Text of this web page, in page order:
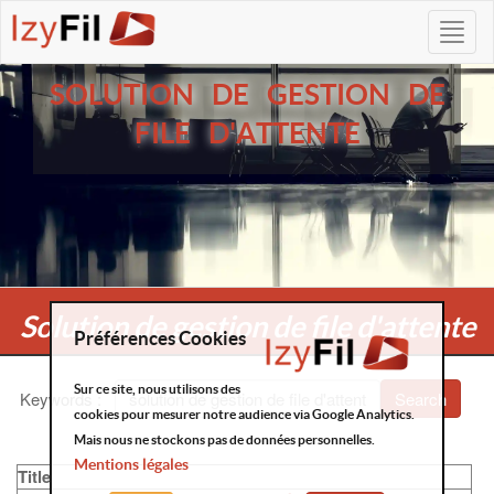
SOLUTION DE GESTION DE
FILE D'ATTENTE
Solution de gestion de file d'attente
Keywords: Search
Title
Préférences Cookies
Sur ce site, nous utilisons des
cookies pour mesurer notre audience via Google Analytics.
Mais nous ne stockons pas de données personnelles.
Mentions légales